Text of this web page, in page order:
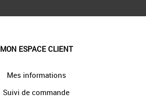
MON ESPACE CLIENT
Mes informations
Suivi de commande